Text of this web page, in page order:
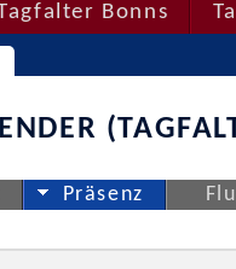
Bonns
Präsenz